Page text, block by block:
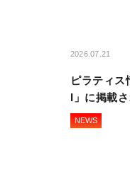
2026.07.21
ピラティ
I」に掲載
NEWS